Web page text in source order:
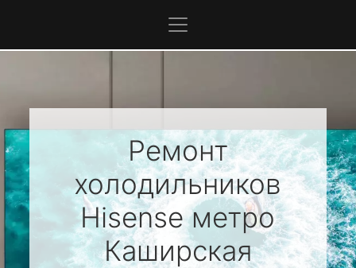
Ремонт
холодильников
Hisenseметро
Каширская